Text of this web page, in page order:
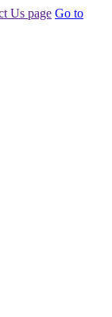
Us page Go to